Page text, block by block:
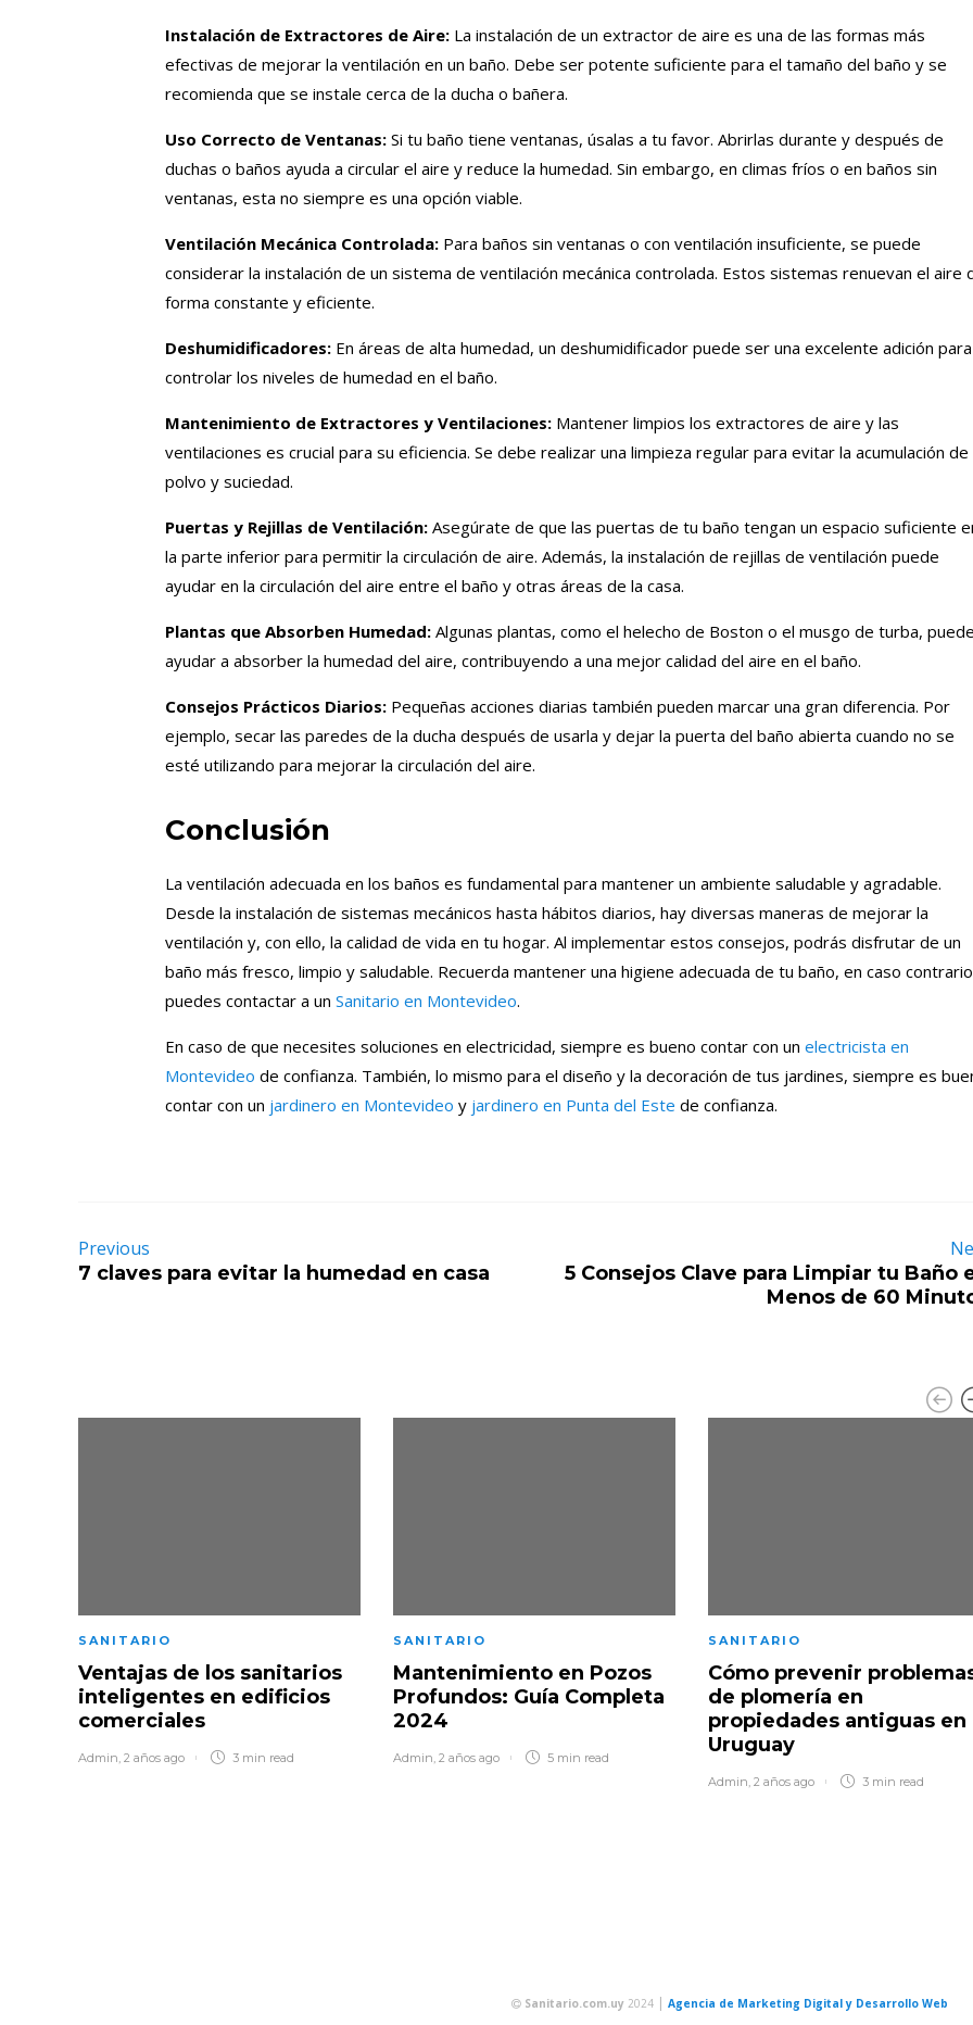
Instalación de Extractores de Aire: La instalación de un extractor de aire es una de las formas más
efectivas de mejorar la ventilación en un baño. Debe ser potente suficiente para el tamaño del baño y se
recomienda que se instale cerca de la ducha o bañera.
Uso Correcto de Ventanas: Si tu baño tiene ventanas, úsalas a tu favor. Abrirlas durante y después de
duchas o baños ayuda a circular el aire y reduce la humedad. Sin embargo, en climas fríos o en baños sin
ventanas, esta no siempre es una opción viable.
Ventilación Mecánica Controlada: Para baños sin ventanas o con ventilación insuficiente, se puede
considerar la instalación de un sistema de ventilación mecánica controlada. Estos sistemas renuevan el aire
forma constante y eficiente.
Deshumidificadores: En áreas de alta humedad, un deshumidificador puede ser una excelente adición para
controlar los niveles de humedad en el baño.
Mantenimiento de Extractores y Ventilaciones: Mantener limpios los extractores de aire y las
ventilaciones es crucial para su eficiencia. Se debe realizar una limpieza regular para evitar la acumulación de
polvo y suciedad.
Puertas y Rejillas de Ventilación: Asegúrate de que las puertas de tu baño tengan un espacio suficiente
la parte inferior para permitir la circulación de aire. Además, la instalación de rejillas de ventilación puede
ayudar en la circulación del aire entre el baño y otras áreas de la casa.
Plantas que Absorben Humedad: Algunas plantas, como el helecho de Boston o el musgo de turba,
ayudar a absorber la humedad del aire, contribuyendo a una mejor calidad del aire en el baño.
Consejos Prácticos Diarios: Pequeñas acciones diarias también pueden marcar una gran diferencia. Por
ejemplo, secar las paredes de la ducha después de usarla y dejar la puerta del baño abierta cuando no se
esté utilizando para mejorar la circulación del aire.
Conclusión
La ventilación adecuada en los baños es fundamental para mantener un ambiente saludable y agradable.
Desde la instalación de sistemas mecánicos hasta hábitos diarios, hay diversas maneras de mejorar la
ventilación y, con ello, la calidad de vida en tu hogar. Al implementar estos consejos, podrás disfrutar de un
baño más fresco, limpio y saludable. Recuerda mantener una higiene adecuada de tu baño, en caso contrario
puedes contactar a un Sanitario en Montevideo.
En caso de que necesites soluciones en electricidad, siempre es bueno contar con un electricista en
Montevideo de confianza. También, lo mismo para el diseño y la decoración de tus jardines, siempre es
contar con un jardinero en Montevideo y jardinero en Punta del Este de confianza.
Previous
7 claves para evitar la humedad en casa
5 Consejos Clave para Limpiar tu Baño
Menos de 60
SANITARIO
Ventajas de los sanitarios
inteligentes en edificios
comerciales
Admin, 2 años ago 3 min read
SANITARIO
Mantenimiento en Pozos
Profundos: Guía Completa
2024
Admin, 2 años ago 5 min read
SANITARIO
Cómo prevenir
de plomería en
propiedades antiguas en
Uruguay
Admin, 2 años ago 3 min read
Sanitario.com.uy 2024| Agencia de Marketing Digital y Desarrollo Web